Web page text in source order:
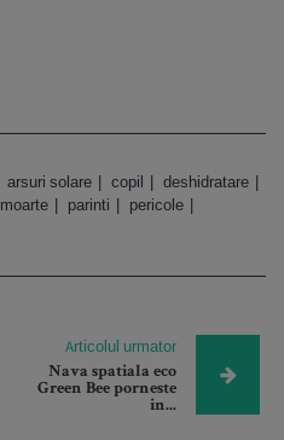
arsuri solare copil
deshidratare
moarte parinti
pericole
Articolul urmator
Nava spatiala eco
Green Bee porneste
in...